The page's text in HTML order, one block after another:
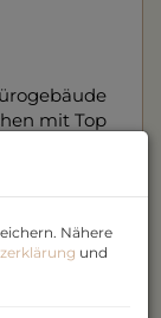
Nähere
und